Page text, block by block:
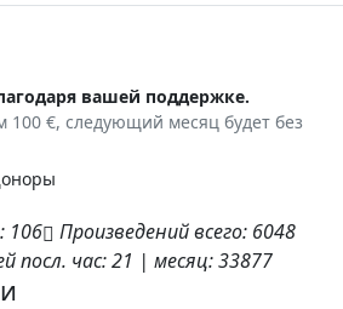
вашей поддержке.
100 €, следующий месяц будет без
106 Произведенийвсего: 6048
посл. час:21 | месяц:33877